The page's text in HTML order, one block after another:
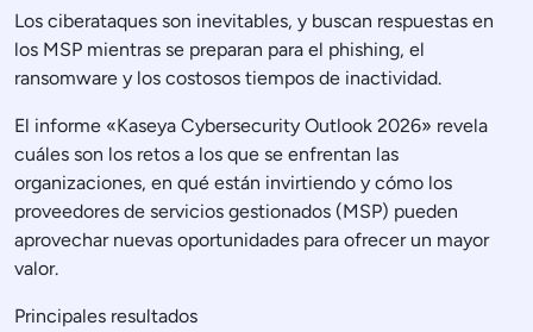
Los ciberataques son inevitables, y buscan respuestas en
los MSP mientras se preparan para el phishing, el
ransomware y los costosos tiempos de inactividad.
El informe «Kaseya Cybersecurity Outlook 2026» revela
cuáles son los retos a los que se enfrentan las
organizaciones, en qué están invirtiendo y cómo los
proveedores de servicios gestionados (MSP) pueden
aprovechar nuevas oportunidades para ofrecer un mayor
valor.
Principales resultados